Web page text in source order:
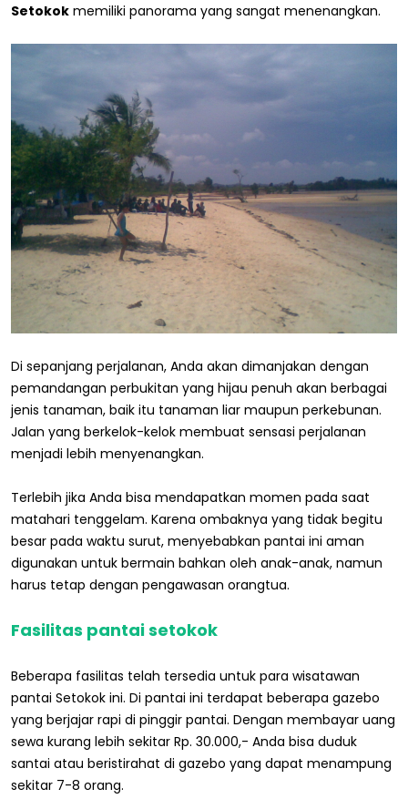
Setokok memiliki panorama yang sangat menenangkan.
Di sepanjang perjalanan, Anda akan dimanjakan dengan
pemandangan perbukitan yang hijau penuh akan berbagai
jenis tanaman, baik itu tanaman liar maupun perkebunan.
Jalan yang berkelok-kelok membuat sensasi perjalanan
menjadi lebih menyenangkan.
Terlebih jika Anda bisa mendapatkan momen pada saat
matahari tenggelam. Karena ombaknya yang tidak begitu
besar pada waktu surut, menyebabkan pantai ini aman
digunakan untuk bermain bahkan oleh anak-anak, namun
harus tetap dengan pengawasan orangtua.
Fasilitas pantai setokok
Beberapa fasilitas telah tersedia untuk para wisatawan
pantai Setokok ini. Di pantai ini terdapat beberapa gazebo
yang berjajar rapi di pinggir pantai. Dengan membayar uang
sewa kurang lebih sekitar Rp. 30.000,- Anda bisa duduk
santai atau beristirahat di gazebo yang dapat menampung
sekitar 7-8 orang.